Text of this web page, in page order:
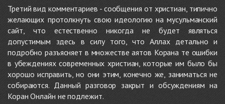
Третий вид комментариев - сообщения от христиан, типично
желающих протолкнуть свою идеологию на мусульманский
сайт, что естественно никогда не будет являться
допустимым здесь в силу того, что Аллах детально и
подробно разъясняет в множестве аятов Корана те ошибки
в убеждениях современных христиан, которые им было бы
хорошо исправить, но они этим, конечно же, заниматься не
собираются. Данный разговор закрыт и обсуждениям на
Коран Онлайн не подлежит.